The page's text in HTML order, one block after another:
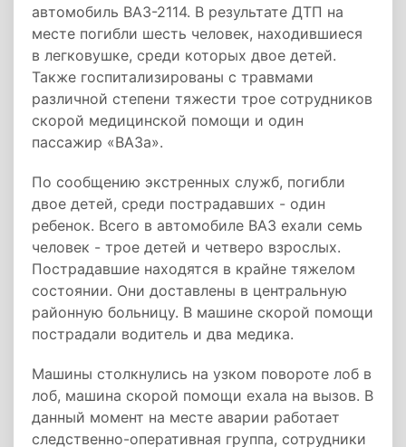
автомобиль ВАЗ-2114. В результате ДТП на
месте погибли шесть человек, находившиеся
в легковушке, среди которых двое детей.
Также госпитализированы с травмами
различной степени тяжести трое сотрудников
скорой медицинской помощи и один
пассажир «ВАЗа».
По сообщению экстренных служб, погибли
двое детей, среди пострадавших - один
ребенок. Всего в автомобиле ВАЗ ехали семь
человек - трое детей и четверо взрослых.
Пострадавшие находятся в крайне тяжелом
состоянии. Они доставлены в центральную
районную больницу. В машине скорой помощи
пострадали водитель и два медика.
Машины столкнулись на узком повороте лоб в
лоб, машина скорой помощи ехала на вызов. В
данный момент на месте аварии работает
следственно-оперативная группа, сотрудники